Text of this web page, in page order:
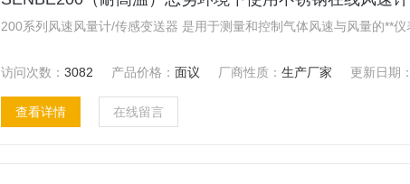
访问次数：3082 产品价格：面议 厂商性质：生产厂家 更新日期：
查看详情 在线留言